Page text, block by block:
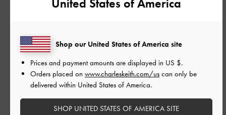
磁石で開け閉め出来るので楽なのもいいです。
サイズ: その他（シューズ以外） |カラー: ブラック系
デザイン
とてもよかった
United States of America
Shop our United States of America site
Prices and payment amounts are displayed in US $.
Orders placed on www.charleskeith.com/us can only be
delivered within United States of America.
SHOP UNITED STATES OF AMERICA SITE